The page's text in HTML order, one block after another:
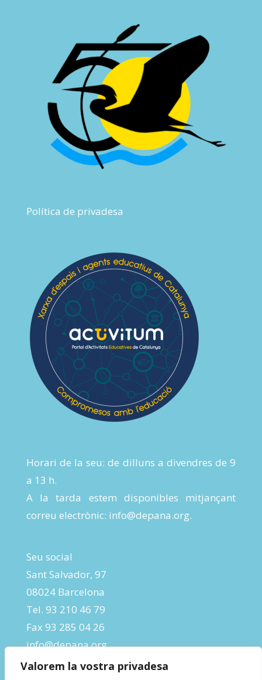
Valorem la vostra privadesa
Política de privadesa
Horari de la seu: de dilluns a divendres de 9
a 13 h.
A la tarda estem disponibles mitjançant
correu electrònic: info@depana.org.
Seu social
Sant Salvador, 97
08024 Barcelona
Tel. 93 210 46 79
Fax 93 285 04 26
info@depana.org